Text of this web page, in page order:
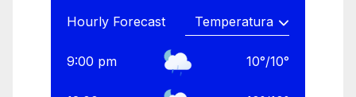
Hourly Forecast
9:00 pm 10°/10°